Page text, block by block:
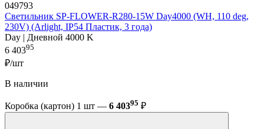
049793
Светильник SP-FLOWER-R280-15W Day4000 (WH, 110 deg,
230V) (Arlight, IP54 Пластик, 3 года)
Day | Дневной 4000 K
6 40395
₽/шт
В наличии
Коробка (картон) 1 шт — 6 40395 ₽